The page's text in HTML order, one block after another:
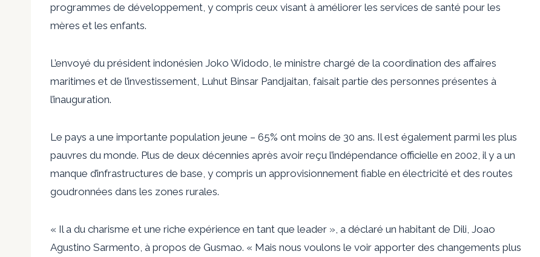
programmes de développement, y compris ceux visant à améliorer les services de santé pour les
mères et les enfants.
L’envoyé du président indonésien Joko Widodo, le ministre chargé de la coordination des affaires
maritimes et de l’investissement, Luhut Binsar Pandjaitan, faisait partie des personnes présentes à
l’inauguration.
Le pays a une importante population jeune – 65% ont moins de 30 ans. Il est également parmi les plus
pauvres du monde. Plus de deux décennies après avoir reçu l’indépendance officielle en 2002, il y a un
manque d’infrastructures de base, y compris un approvisionnement fiable en électricité et des routes
goudronnées dans les zones rurales.
« Il a du charisme et une riche expérience en tant que leader », a déclaré un habitant de Dili, Joao
Agustino Sarmento, à propos de Gusmao. « Mais nous voulons le voir apporter des changements plus